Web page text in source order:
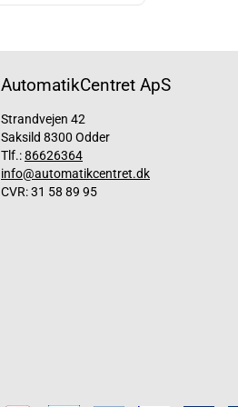
AutomatikCentret ApS
Strandvejen 42
Saksild 8300 Odder
Tlf.:86626364
info@automatikcentret.dk
CVR: 31 58 89 95